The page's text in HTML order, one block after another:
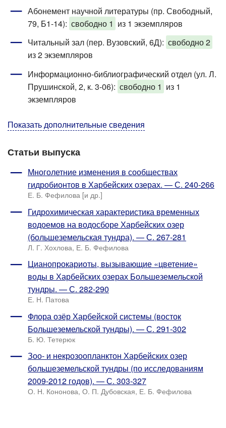
Абонемент научной литературы (пр. Свободный,
79, Б1-14): свободно 1 из 1 экземпляров
Читальный зал (пер. Вузовский, 6Д): свободно 2
из 2 экземпляров
Информационно-библиографический отдел (ул. Л.
Прушинской, 2, к. 3-06): свободно 1 из 1
экземпляров
Показать дополнительные сведения
Статьи выпуска
Многолетние изменения в сообществах
гидробионтов в Харбейских озерах. — С. 240-266
Е. Б. Фефилова [и др.]
Гидрохимическая характеристика временных
водоемов на водосборе Харбейских озер
(большеземельская тундра). — С. 267-281
Л. Г. Хохлова, Е. Б. Фефилова
Цианопрокариоты, вызывающие «цветение»
воды в Харбейских озерах Большеземельской
тундры. — С. 282-290
Е. Н. Патова
Флора озёр Харбейской системы (восток
Большеземельской тундры). — С. 291-302
Б. Ю. Тетерюк
Зоо- и некрозоопланктон Харбейских озер
большеземельской тундры (по исследованиям
2009-2012 годов). — С. 303-327
О. Н. Кононова, О. П. Дубовская, Е. Б. Фефилова